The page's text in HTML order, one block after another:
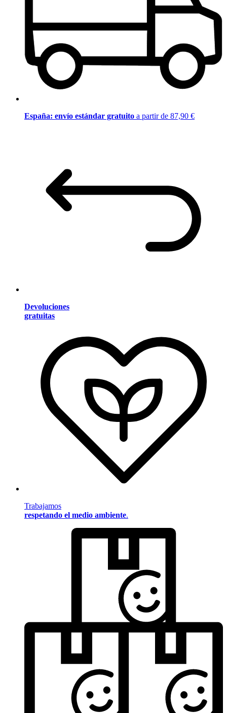
España: envío estándar gratuito a partir de 87,90 €
Devoluciones
gratuitas
Trabajamos
respetando el medio ambiente.